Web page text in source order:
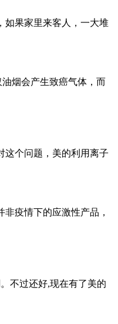
如果家里来客人，一大堆
烟会产生致癌气体，而
这个问题，美的利用离子
疫情下的应激性产品，
不过还好,现在有了美的